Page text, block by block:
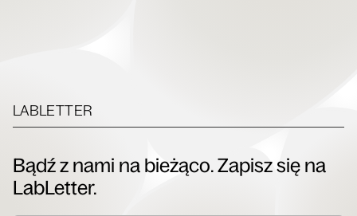
LABLETTER
Bądź z nami na bieżąco. Zapisz się na
LabLetter.